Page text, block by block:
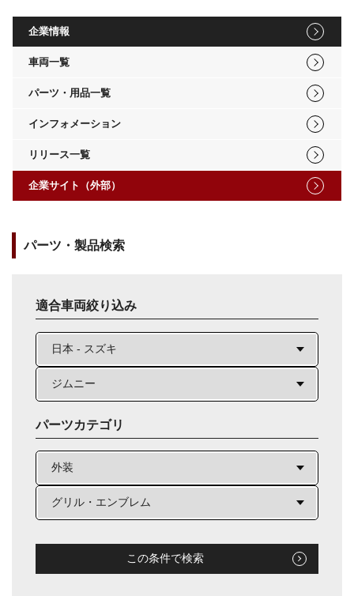
企業情報
車両一覧
パーツ・用品一覧
インフォメーション
リリース一覧
企業サイト（外部）
パーツ・製品検索
適合車両絞り込み
パーツカテゴリ
この条件で検索